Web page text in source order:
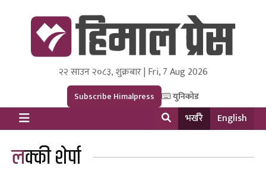
Himal Press
Dot NewsyNepal Media and Research Pvt Ltd.
२२ साउन २०८३, शुक्रबार | Fri, 7 Aug 2026
Subscribe Himalpress युनिकोड
भर्खरै English
लक्की शेर्पा